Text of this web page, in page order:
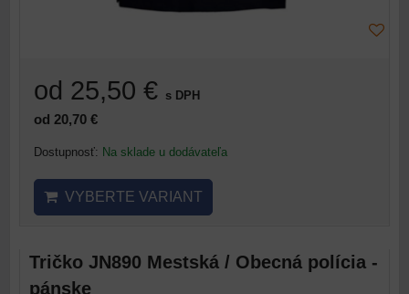
od 25,50 € s DPH
od 20,70 €
Dostupnosť: Na sklade u dodávateľa
VYBERTE VARIANT
Tričko JN890 Mestská / Obecná polícia -
pánske